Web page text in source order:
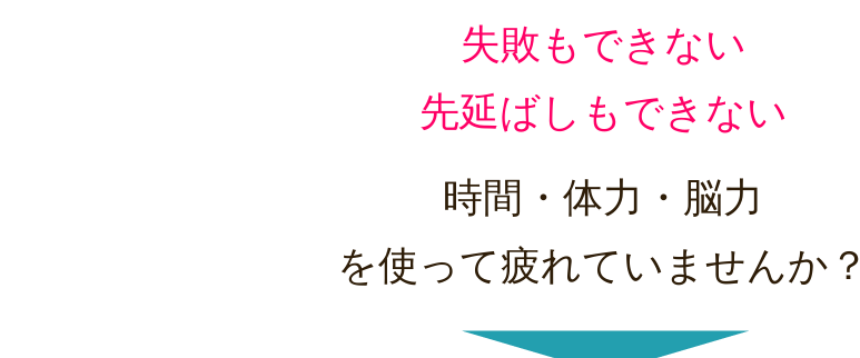
失敗もできない
先延ばしもできない
時間・体力・脳力
を使って疲れていませんか？